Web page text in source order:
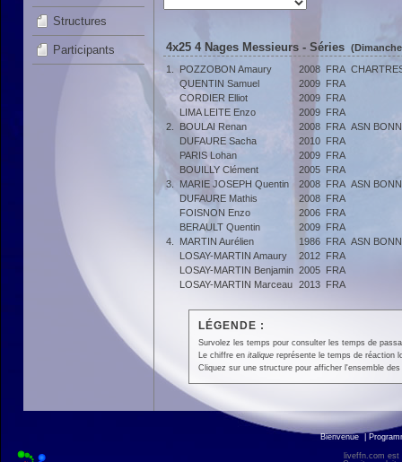
Structures
Participants 4x25 4 Nages Messieurs - Séries
1.
POZZOBON Amaury 2008 FRA
QUENTIN Samuel
2009 FRA
CORDIER Elliot
2009 FRA
LIMA LEITE Enzo
2009 FRA
2.
BOULAI Renan 2008 FRA ASN
DUFAURE Sacha
2010 FRA
PARIS Lohan
2009 FRA
BOUILLY Clément
2005 FRA
3.
MARIE JOSEPH Quentin 2008 FRA ASN
DUFAURE Mathis
2008 FRA
FOISNON Enzo
2006 FRA
BERAULT Quentin
2009 FRA
4.
MARTIN Aurélien 1986 FRA ASN
LOSAY-MARTIN Amaury
2012 FRA
LOSAY-MARTIN Benjamin 2005 FRA
LOSAY-MARTIN Marceau 2013 FRA
LÉGENDE :
Survolez les temps pour consulter les temps de
Le chiffre en italiquereprésente le temps de réaction
Cliquez sur une structure pour afficher l'ensemble
Bienvenue
liveffn.com est